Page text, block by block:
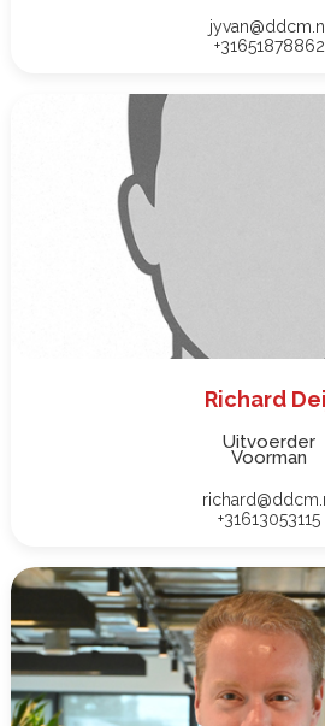
+31651878862
Richard
Uitvoerder
Voorman
+31613053115